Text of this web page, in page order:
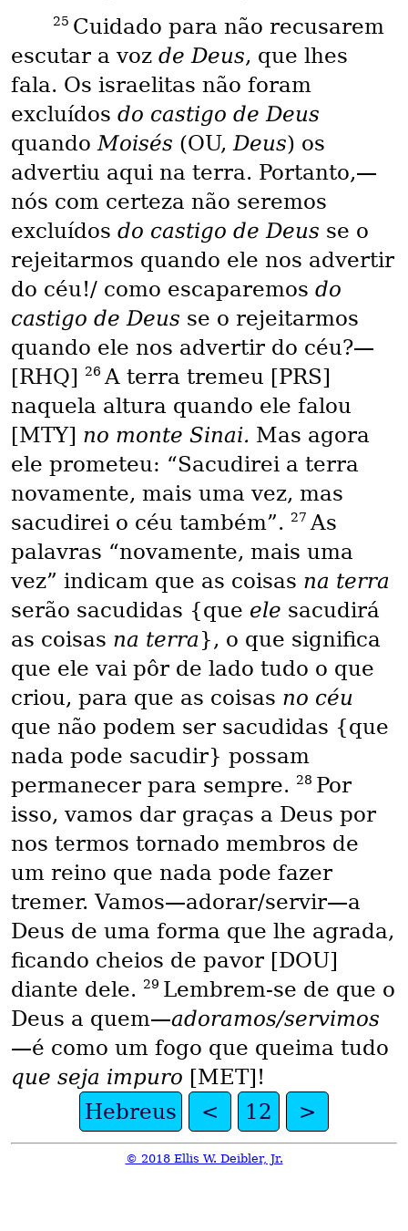
25 Cuidado para não recusarem
escutar a voz de Deus, que lhes
fala. Os israelitas não foram
excluídos do castigo de Deus
quandoMoisés (OU,Deus) os
advertiu aqui na terra. Portanto,—
nós com certeza não seremos
excluídos do castigo de Deus se o
rejeitarmos quando ele nos advertir
do céu!/ como escaparemos do
castigo de Deus se o rejeitarmos
quando ele nos advertir do céu?—
[RHQ]
26 A terra tremeu [PRS]
naquela altura quando ele falou
[MTY] no monte Sinai. Mas agora
ele prometeu: “Sacudirei a terra
novamente, mais uma vez, mas
sacudirei o céu também”. 27 As
palavras “novamente, mais uma
vez” indicam que as coisas na terra
serão sacudidas {que ele sacudirá
as coisas na terra}, o que significa
que ele vai pôr de lado tudo o que
criou, para que as coisas no céu
que não podem ser sacudidas {que
nada pode sacudir} possam
permanecer para sempre. 28 Por
isso, vamos dar graças a Deus por
nos termos tornado membros de
um reino que nada pode fazer
tremer. Vamos—adorar/servir—a
Deus de uma forma que lhe agrada,
ficando cheios de pavor [DOU]
diante dele. 29 Lembrem-se de que o
Deus a quem—adoramos/servimos
—é como um fogo que queima tudo
que seja impuro [MET]!
Hebreus
< 12 >
© 2018 Ellis W. Deibler, Jr.